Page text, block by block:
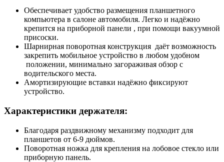
Обеспечивает удобство размещения планшетного
компьютера в салоне автомобиля. Легко и надёжно
крепится на приборной панели , при помощи вакуумной
присоски.
Шарнирная поворотная конструкция даёт возможность
закрепить мобильное устройство в любом удобном
положении, минимально загораживая обзор с
водительского места.
Амортизирующие вставки надёжно фиксируют
устройство.
Характеристики держателя:
Благодаря раздвижному механизму подходит для
планшетов от 6-9 дюймов.
Поворотная ножка для крепления на лобовое стекло или
приборную панель.